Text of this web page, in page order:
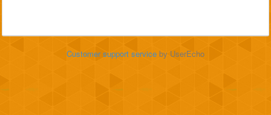
Customer support service by UserEcho